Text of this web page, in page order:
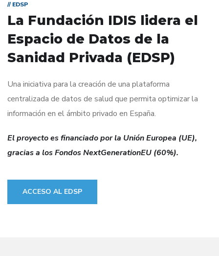
// EDSP
La Fundación IDIS lidera el
Espacio de Datos de la
Sanidad Privada (EDSP)
Una iniciativa para la creación de una plataforma
centralizada de datos de salud que permita optimizar la
información en el ámbito privado en España.
El proyecto es financiado por la Unión Europea (UE),
gracias a los Fondos NextGenerationEU (60%).
ACCESO AL EDSP